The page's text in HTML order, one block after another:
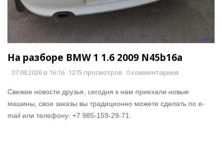
На разборе BMW 1 1.6 2009 N45b16a
07.08.2026 в 16:16 1275 просмотров 0 комментариев
Свежие новости друзья, сегодня к нам приехали новые
машины, свои заказы вы традиционно можете сделать по e-
mail или телефону: +7 985-159-29-71.